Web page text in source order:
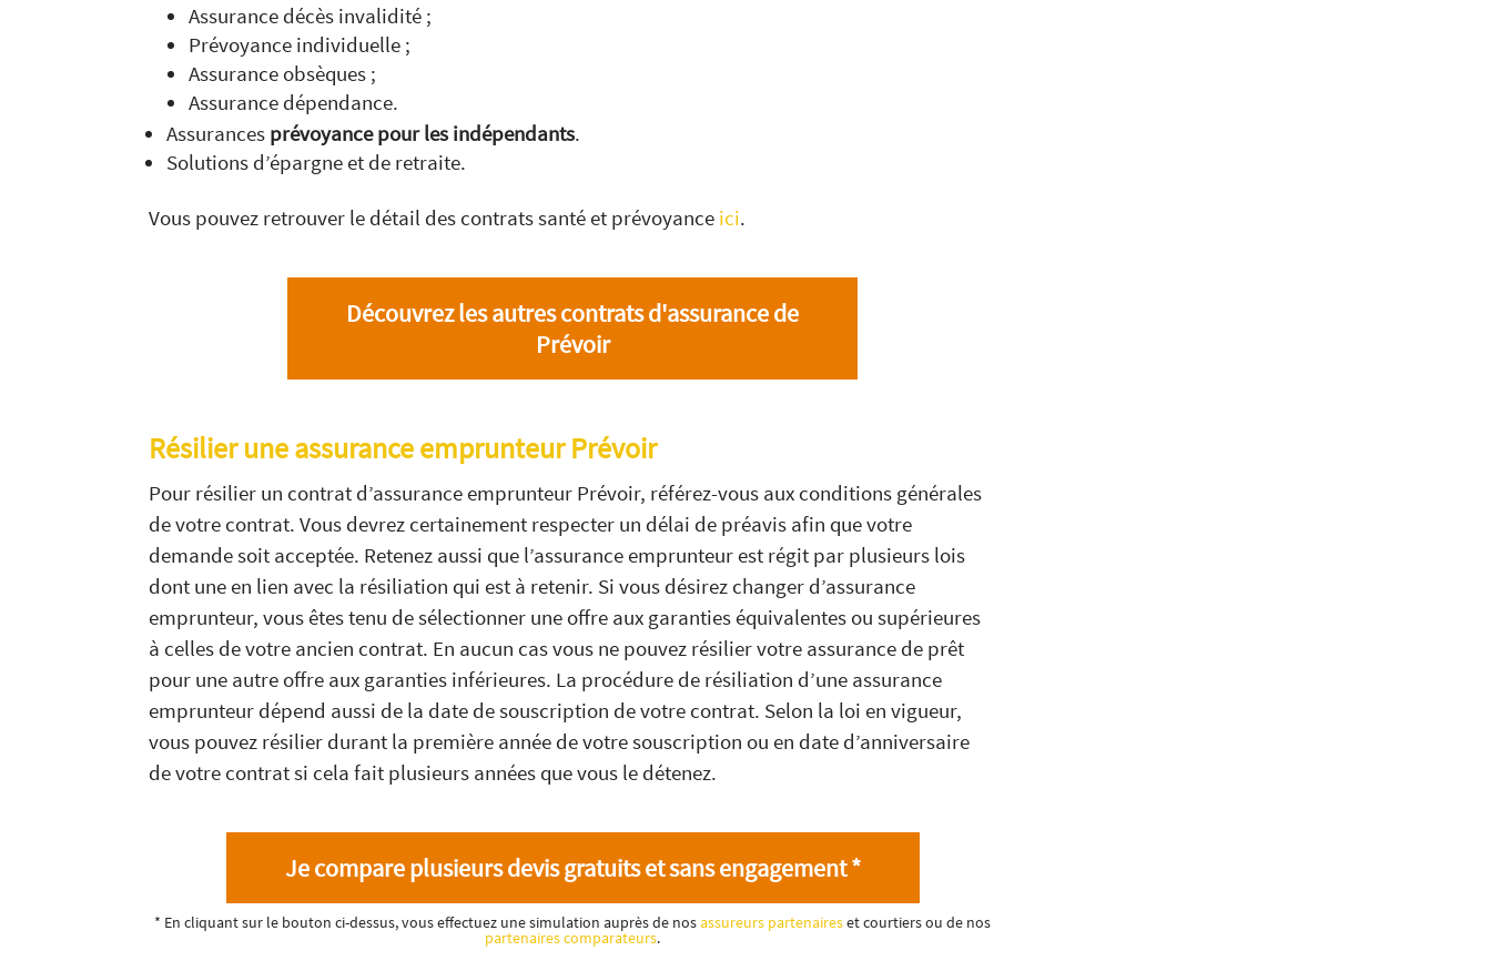
Assurance décès invalidité ;
Prévoyance individuelle ;
Assurance obsèques ;
Assurance dépendance.
Assurances prévoyance pour les indépendants.
Solutions d’épargne et de retraite.
Vous pouvez retrouver le détail des contrats santé et prévoyance ici.
Découvrez les autres contrats d'assurance de
Prévoir
Résilier une assurance emprunteur Prévoir
Pour résilier un contrat d’assurance emprunteur Prévoir, référez-vous aux conditions générales
de votre contrat. Vous devrez certainement respecter un délai de préavis afin que votre
demande soit acceptée. Retenez aussi que l’assurance emprunteur est régit par plusieurs lois
dont une en lien avec la résiliation qui est à retenir. Si vous désirez changer d’assurance
emprunteur, vous êtes tenu de sélectionner une offre aux garanties équivalentes ou supérieures
à celles de votre ancien contrat. En aucun cas vous ne pouvez résilier votre assurance de prêt
pour une autre offre aux garanties inférieures. La procédure de résiliation d’une assurance
emprunteur dépend aussi de la date de souscription de votre contrat. Selon la loi en vigueur,
vous pouvez résilier durant la première année de votre souscription ou en date d’anniversaire
de votre contrat si cela fait plusieurs années que vous le détenez.
Je compare plusieurs devis gratuits et sans engagement *
* En cliquant sur le bouton ci-dessus, vous effectuez une simulation auprès de nosassureurs partenaireset courtiers ou de nos
partenaires comparateurs.